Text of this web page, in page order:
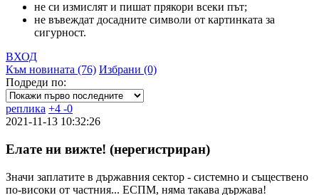
не си измислят и пишат прякори всеки път;
не въвеждат досадните символи от картинката за
сигурност.
ВХОД
Към новината (76) Избрани (0)
Подреди по:
реплика +4 -0
2021-11-13 10:32:26
Елате ни вижте! (нерегистриран)
Значи заплатите в държавния сектор - системно и съществено
по-високи от частния... ЕСПМ, няма такава държава!